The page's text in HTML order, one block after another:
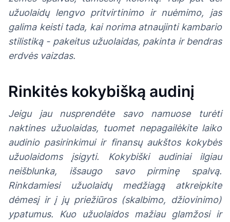
užuolaidų lengvo pritvirtinimo ir nuėmimo, jas
galima keisti tada, kai norima atnaujinti kambario
stilistiką - pakeitus užuolaidas, pakinta ir bendras
erdvės vaizdas.
Rinkitės kokybišką audinį
Jeigu jau nusprendėte savo namuose turėti
naktines užuolaidas, tuomet nepagailėkite laiko
audinio pasirinkimui ir finansų aukštos kokybės
užuolaidoms įsigyti. Kokybiški audiniai ilgiau
neišblunka, išsaugo savo pirminę spalvą.
Rinkdamiesi užuolaidų medžiagą atkreipkite
dėmesį ir į jų priežiūros (skalbimo, džiovinimo)
ypatumus. Kuo užuolaidos mažiau glamžosi ir